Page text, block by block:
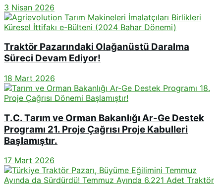
3 Nisan 2026
Traktör Pazarındaki Olağanüstü Daralma
Süreci Devam Ediyor!
18 Mart 2026
T.C. Tarım ve Orman Bakanlığı Ar-Ge Destek
Programı 21. Proje Çağrısı Proje Kabulleri
Başlamıştır.
17 Mart 2026